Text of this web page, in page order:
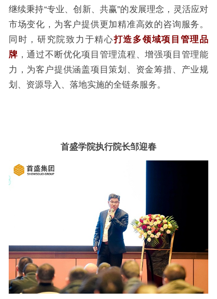
继续秉持“专业、创新、共赢”的发展理念，灵活应对
市场变化，为客户提供更加精准高效的咨询服务。
同时，研究院致力于精心打造多领域项目管理品
牌 ，通过不断优化项目管理流程、增强项目管理能
力，为客户提供涵盖项目策划、资金筹措、产业规
划、资源导入、落地实施的全链条服务。
首盛学院执行院长邹迎春